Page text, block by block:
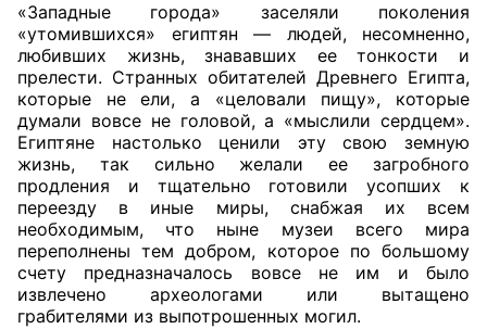
«Западные города» заселяли поколения
«утомившихся» египтян — людей, несомненно,
любивших жизнь, знававших ее тонкости и
прелести. Странных обитателей Древнего Египта,
которые не ели, а «целовали пищу», которые
думали вовсе не головой, а «мыслили сердцем».
Египтяне настолько ценили эту свою земную
жизнь, так сильно желали ее загробного
продления и тщательно готовили усопших к
переезду в иные миры, снабжая их всем
необходимым, что ныне музеи всего мира
переполнены тем добром, которое по большому
счету предназначалось вовсе не им и было
извлечено археологами или вытащено
грабителями из выпотрошенных могил.